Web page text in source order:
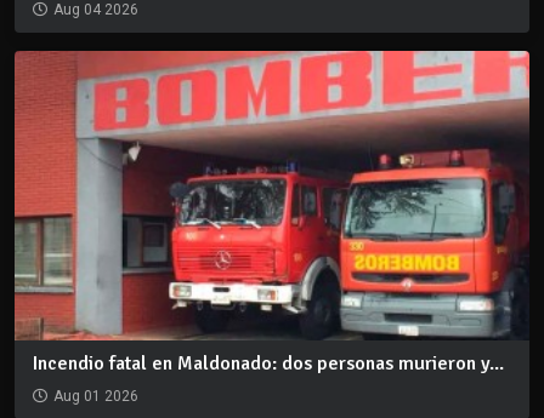
Aug 04 2026
Incendio fatal en Maldonado: dos personas murieron y...
Aug 01 2026